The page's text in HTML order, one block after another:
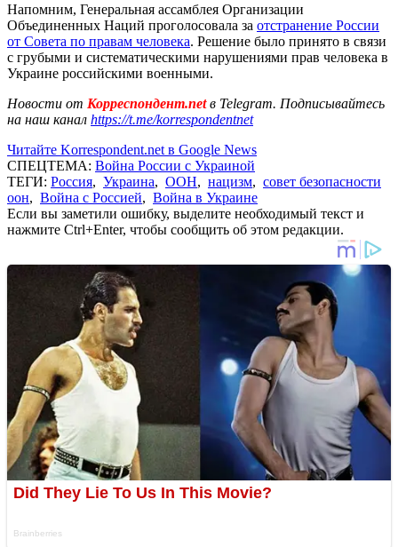
Напомним, Генеральная ассамблея Организации
Объединенных Наций проголосовала за отстранение России
от Совета по правам человека. Решение было принято в связи
с грубыми и систематическими нарушениями прав человека в
Украине российскими военными.
Новости от Корреспондент.netв Telegram. Подписывайтесь
на наш канал https://t.me/korrespondentnet
Читайте Korrespondent.net в Google News
СПЕЦТЕМА: Война России с Украиной
ТЕГИ: Россия, Украина, ООН, нацизм, совет безопасности
оон, Война с Россией, Война в Украине
Если вы заметили ошибку, выделите необходимый текст и
нажмите Ctrl+Enter, чтобы сообщить об этом редакции.